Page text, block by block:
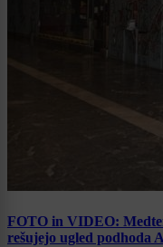
FOTO in VIDEO:
rešujejo ugled podhoda